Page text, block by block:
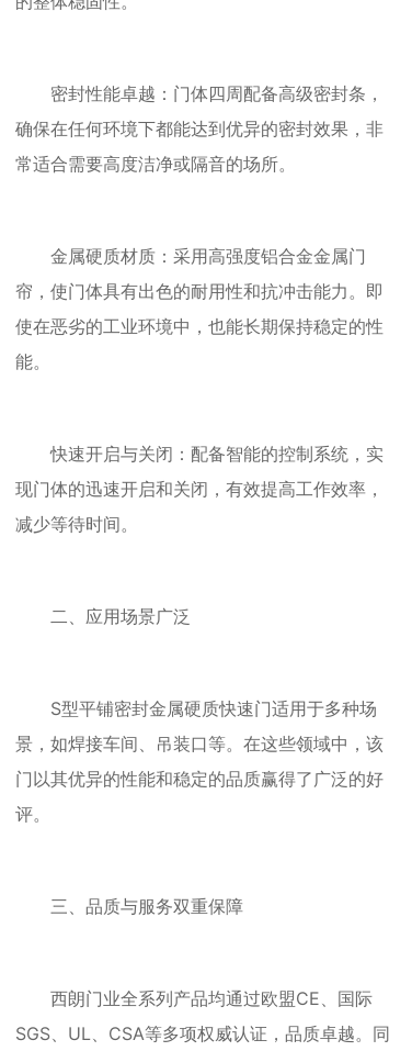
密封性能卓越：门体四周配备高级密封条，
确保在任何环境下都能达到优异的密封效果，非
常适合需要高度洁净或隔音的场所。
金属硬质材质：采用高强度铝合金金属门
帘，使门体具有出色的耐用性和抗冲击能力。即
使在恶劣的工业环境中，也能长期保持稳定的性
能。
快速开启与关闭：配备智能的控制系统，实
现门体的迅速开启和关闭，有效提高工作效率，
减少等待时间。
二、应用场景广泛
S型平铺密封金属硬质快速门适用于多种场
景，如焊接车间、吊装口等。在这些领域中，该
门以其优异的性能和稳定的品质赢得了广泛的好
评。
三、品质与服务双重保障
西朗门业全系列产品均通过欧盟CE、国际
SGS、UL、CSA等多项权威认证，品质卓越。同